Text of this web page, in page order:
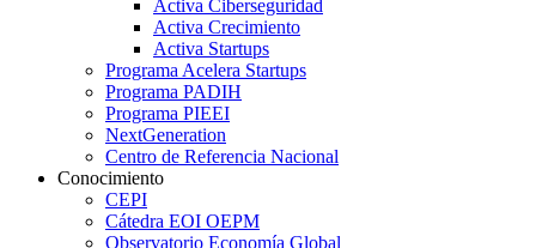
Activa Ciberseguridad
Activa Crecimiento
Activa Startups
Programa Acelera Startups
Programa PADIH
Programa PIEEI
NextGeneration
Centro de Referencia Nacional
Conocimiento
CEPI
Cátedra EOI OEPM
Observatorio Economía Global